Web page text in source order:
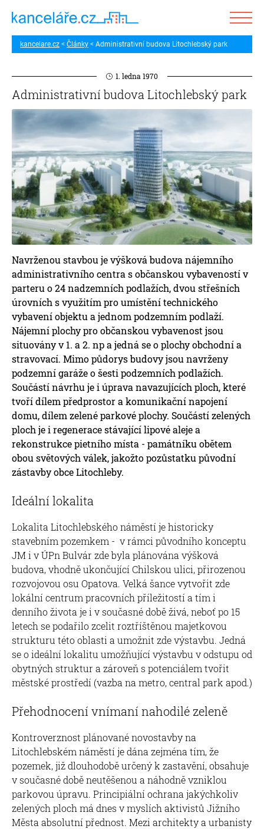
kancelare.cz Články Administrativní budova Litochlebský park
1. ledna 1970
Administrativní budova Litochlebský park
Navrženou stavbou je výšková budova nájemního
administrativního centra s občanskou vybaveností v
parteru o 24 nadzemních podlažích, dvou střešních
úrovních s využitím pro umístění technického
vybavení objektu a jednom podzemním podlaží.
Nájemní plochy pro občanskou vybavenost jsou
situovány v 1. a 2. np a jedná se o plochy obchodní a
stravovací. Mimo půdorys budovy jsou navrženy
podzemní garáže o šesti podzemních podlažích.
Součástí návrhu je i úprava navazujících ploch, které
tvoří dílem předprostor a komunikační napojení
domu, dílem zelené parkové plochy. Součástí zelených
ploch je i regenerace stávající lipové aleje a
rekonstrukce pietního místa - památníku obětem
obou světových válek, jakožto pozůstatku původní
zástavby obce Litochleby.
Ideální lokalita
Lokalita Litochlebského náměstí je historicky
stavebním pozemkem - v rámci původního konceptu
JM i v ÚPn Bulvár zde byla plánována výšková
budova, vhodně ukončující Chilskou ulici, přirozenou
rozvojovou osu Opatova. Velká šance vytvořit zde
lokální centrum pracovních příležitostí a tím i
denního života je i v současné době živá, neboť po 15
letech se podařilo zcelit roztříštěnou majetkovou
strukturu této oblasti a umožnit zde výstavbu. Jedná
se o ideální lokalitu umožňující výstavbu v odstupu od
obytných struktur a zároveň s potenciálem tvořit
městské prostředí (vazba na metro, central park apod.)
Přehodnocení vnímaní nahodilé zeleně
Kontroverznost plánované novostavby na
Litochlebském náměstí je dána zejména tím, že
pozemek, již dlouhodobě určený k zastavění, obsahuje
v současné době neutěšenou a náhodně vzniklou
parkovou úpravu. Principiální ochrana jakýchkoliv
zelených ploch má dnes v myslích aktivistů Jižního
Města absolutní přednost. Mezi architekty a urbanisty